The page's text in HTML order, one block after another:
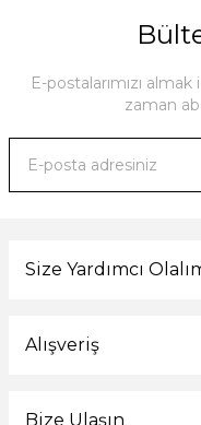
E-postalarımızı
zaman
Size Yardımcı
Alışveriş
Bize Ulaşın